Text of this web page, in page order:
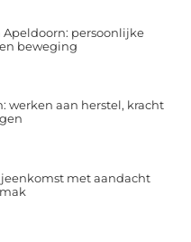
Apeldoorn: persoonlijke
beweging
werken aan herstel, kracht
met aandacht